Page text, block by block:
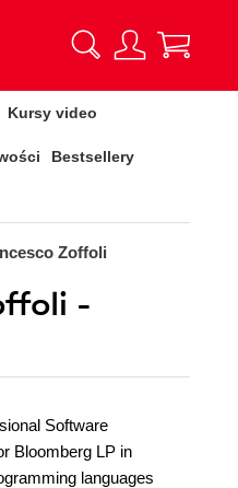
Kursy video
Bestsellery
Zoffoli
-
Software
Bloomberg LP in
languages